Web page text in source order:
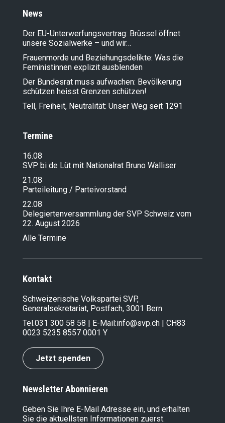
News
Der EU-Unterwerfungsvertrag: Brüssel öffnet
unsere Sozialwerke – und wir…
Frauenmorde und Beziehungsdelikte: Was die
Feministinnen explizit ausblenden
Der Bundesrat muss aufwachen: Bevölkerung
schützen heisst Grenzen schützen!
Tell, Freiheit, Neutralität: Unser Weg seit 1291
Termine
16.08
SVP bi de Lüt mit Nationalrat Bruno Walliser
21.08
Parteileitung / Parteivorstand
22.08
Delegiertenversammlung der SVP Schweiz vom
22. August 2026
Alle Termine
Kontakt
Schweizerische Volkspartei SVP,
Generalsekretariat, Postfach, 3001 Bern
Tel.031 300 58 58 | E-Mail:info@svp.ch | CH83
0023 5235 8557 0001 Y
Jetzt spenden
Newsletter Abonnieren
Geben Sie Ihre E-Mail Adresse ein, und erhalten
Sie die aktuellsten Informationen zuerst.